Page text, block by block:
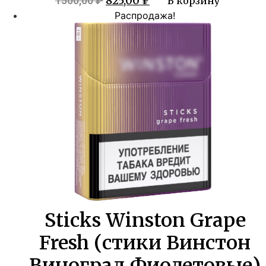
цена
составляла
1500,00 ₽.
цена:
Распродажа!
Sticks Winston Grape
Fresh (стики Винстон